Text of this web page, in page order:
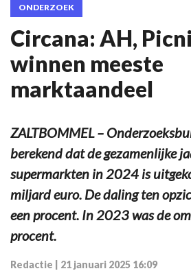
ONDERZOEK
Circana: AH,
winnen meeste
marktaandeel
ZALTBOMMEL –
berekend dat de gezamenlijke
supermarkten in 2024 is
miljard euro. De daling ten
een procent. In 2023 was de
procent.
Redactie 21 januari 2025 16:09